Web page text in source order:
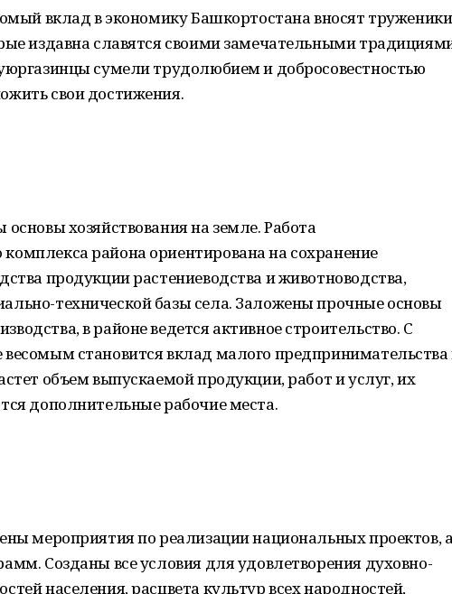
вклад в экономику Башкортостана вносят труженики
издавна славятся своими замечательными
сумели трудолюбием и добросовестностью
свои достижения.
хозяйствования на земле. Работа
района ориентирована на сохранение
продукции растениеводства и животноводства,
технической базы села. Заложены прочные основы
в районе ведется активное строительство. С
становится вклад малого предпринимательства
объем выпускаемой продукции, работ и услуг, их
дополнительные рабочие места.
мероприятия по реализации национальных проектов, а
Созданы все условия для удовлетворения духовно-
населения, расцвета культур всех народностей,